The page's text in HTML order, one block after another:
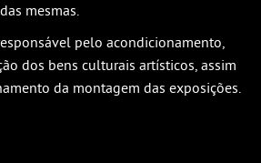
mesmas.
pelo acondicionamento,
dos bens culturais artísticos, assim
da montagem das exposições.